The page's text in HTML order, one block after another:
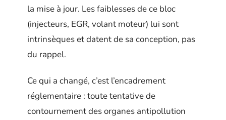
la mise à jour. Les faiblesses de ce bloc
(injecteurs, EGR, volant moteur) lui sont
intrinsèques et datent de sa conception, pas
du rappel.
Ce qui a changé, c’est l’encadrement
réglementaire : toute tentative de
contournement des organes antipollution